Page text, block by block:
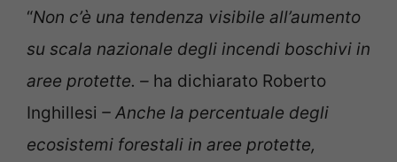
“Non c’è una tendenza visibile all’aumento
su scala nazionale degli incendi boschivi in
aree protette. – ha dichiarato Roberto
Inghillesi – Anche la percentuale degli
ecosistemi forestali in aree protette,